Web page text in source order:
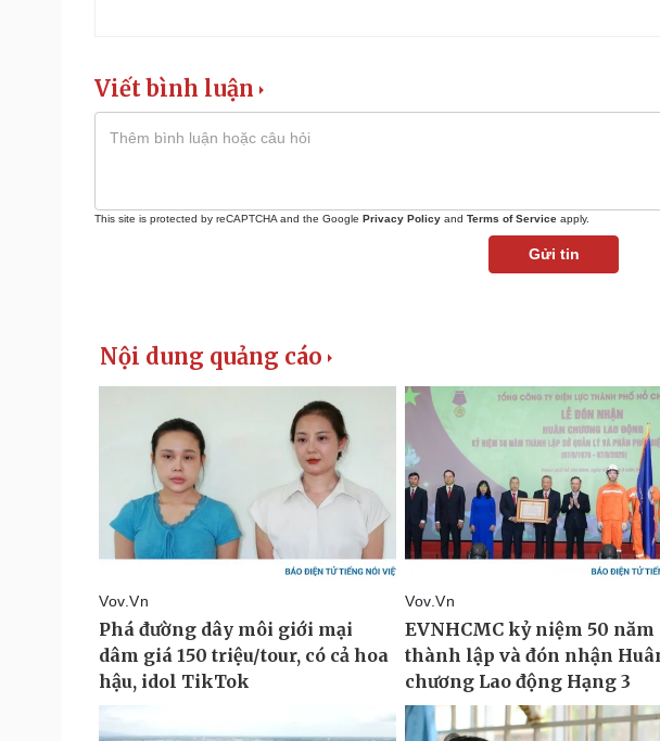
Viết bình luận
This site is protected by reCAPTCHA and the Google Privacy Policy and Terms of Service apply.
Gửi tin